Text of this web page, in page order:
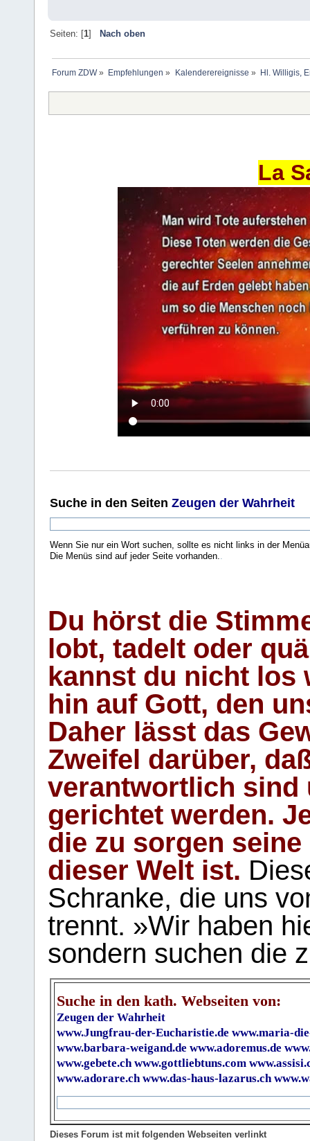
Seiten: [1] Nach oben
Forum ZDW» Empfehlungen » Kalenderereignisse » Hl. Willigis,
La
Suche in den Seiten Zeugen der Wahrheit
Wenn Sie nur ein Wort suchen, sollte es nicht links in der
Die Menüs sind auf jeder Seite vorhanden.
Du hörst die
lobt, tadelt oder
kannst du nicht los
hin auf Gott, den
Daher lässt das
Zweifel darüber,
verantwortlich sind
gerichtet werden.
die zu sorgen
dieser Welt ist.
Schranke, die uns
trennt. »Wir haben
sondern suchen die
Suche in den kath. Webseiten von:
Zeugen der Wahrheit
www.Jungfrau-der-Eucharistie.de www.maria-
www.barbara-weigand.de www.adoremus.de
www.gebete.ch www.gottliebtuns.com
www.adorare.ch www.das-haus-lazarus.ch
Dieses Forum ist mit folgenden Webseiten verlinkt